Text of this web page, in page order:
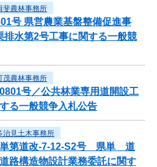
斐農林事務所
号 県営農業基盤整備促進事
排水第2号工事に関する一般競
茂農林事務所
号／公共林業専用道開設工
る一般競争入札公告
治見土木事務所
単第道改-7-12-S2号 県単 道
路構造物設計業務委託に関す